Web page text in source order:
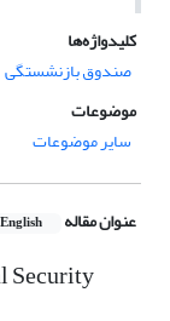
کلیدواژه‌ها
صندوق بازنشستگی
موضوعات
سایر موضوعات
عنوان مقاله English
Security